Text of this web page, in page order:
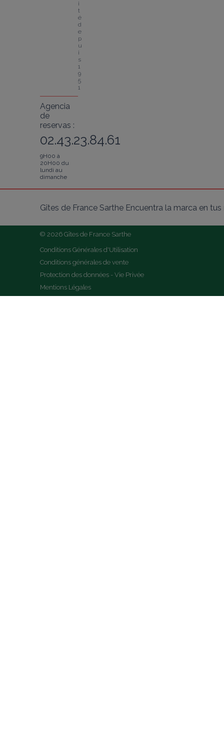
i
t
é
d
e
p
u
i
s
1
9
5
1
Agencia
de
reservas :
02.43.23.84.61
9H00 à
20H00 du
lundi au
dimanche
Gîtes de France Sarthe Encuentra la marca en
© 2026 Gîtes de France Sarthe
Conditions Générales d'Utilisation
Conditions générales de vente
Protection des données - Vie Privée
Mentions Légales